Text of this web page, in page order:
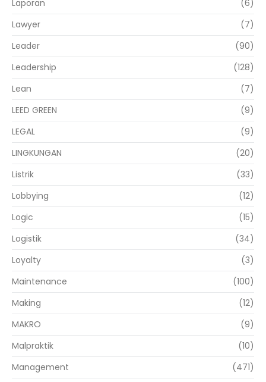
Laporan
(6)
Lawyer
(7)
Leader
(90)
Leadership
(128)
Lean
(7)
LEED GREEN
(9)
LEGAL
(9)
LINGKUNGAN
(20)
Listrik
(33)
Lobbying
(12)
Logic
(15)
Logistik
(34)
Loyalty
(3)
Maintenance
(100)
Making
(12)
MAKRO
(9)
Malpraktik
(10)
Management
(471)